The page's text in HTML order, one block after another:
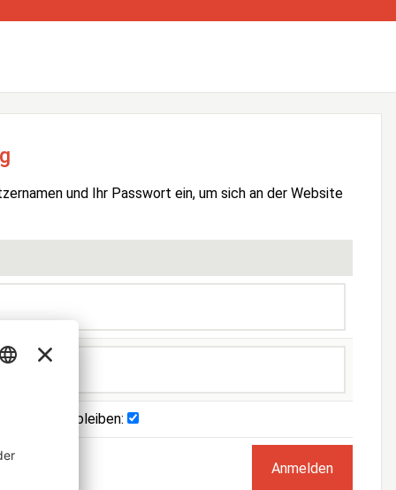
und Ihr Passwort ein, um sich an der Website
Angemeldet bleiben: